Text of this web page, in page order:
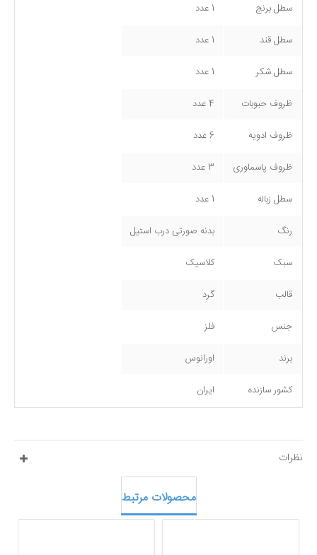
سطل برنج 1 عدد
سطل قند 1 عدد
سطل شکر 1 عدد
ظروف حبوبات 4 عدد
ظروف ادویه 6 عدد
ظروف پاسماوری 3 عدد
سطل زباله 1 عدد
رنگ بدنه صورتی درب استیل
سبک کلاسیک
قالب گرد
جنس فلز
برند اورانوس
کشور سازنده ایران
نظرات
محصولات مرتبط